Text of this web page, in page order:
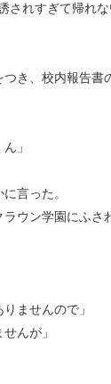
れすぎて帰れな
き、校内報告書
」
言った。
ラウン学園にふさ
ませんので」
んが」